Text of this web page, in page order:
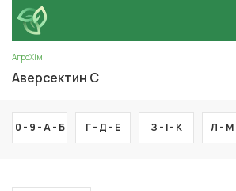
АгроХім
Аверсектин С
0 - 9 -А - Б Г - Д - Е З - І - К Л - М